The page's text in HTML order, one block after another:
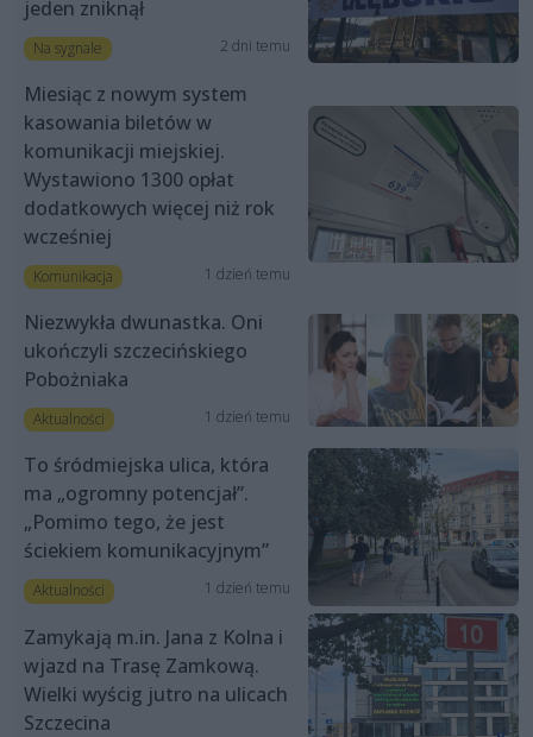
jeden zniknął
Na sygnale 2 dni temu
Miesiąc z nowym system
kasowania biletów w
komunikacji miejskiej.
Wystawiono 1300 opłat
dodatkowych więcej niż rok
wcześniej
Komunikacja 1 dzień temu
Niezwykła dwunastka. Oni
ukończyli szczecińskiego
Pobożniaka
Aktualności 1 dzień temu
To śródmiejska ulica, która
ma „ogromny potencjał”.
„Pomimo tego, że jest
ściekiem komunikacyjnym”
Aktualności 1 dzień temu
Zamykają m.in. Jana z Kolna i
wjazd na Trasę Zamkową.
Wielki wyścig jutro na ulicach
Szczecina